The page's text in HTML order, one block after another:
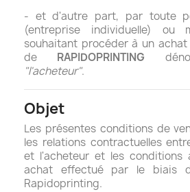
- et d'autre part, par toute
(entreprise individuelle) ou
souhaitant procéder à un
de RAPIDOPRINTING
"l'acheteur".
Objet
Les présentes conditions de
les relations contractuelles entre
et l'acheteur et les conditions
achat effectué par le biais
Rapidoprinting.